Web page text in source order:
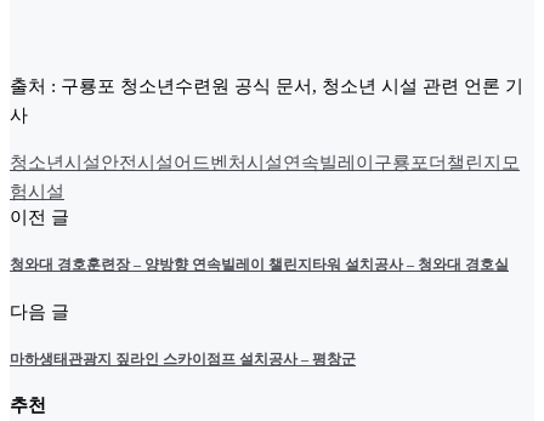
출처 : 구룡포 청소년수련원 공식 문서, 청소년 시설 관련 언론 기
사
청소년시설안전시설어드벤처시설연속빌레이 구룡포더챌린지 모
험시설
이전 글
청와대 경호훈련장 – 양방향 연속빌레이 챌린지타워 설치공사 – 청와대 경호실
다음 글
마하생태관광지 짚라인 스카이점프 설치공사 – 평창군
추천